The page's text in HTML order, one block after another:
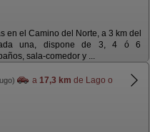
en el Camino del Norte, a 3 km del
una, dispone de 3, 4 ó 6
sala-comedor y ...
a 17,3 km de Lago o